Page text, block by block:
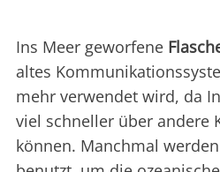
Ins Meer geworfene
altes
mehr verwendet wird, da
viel schneller über andere
können. Manchmal